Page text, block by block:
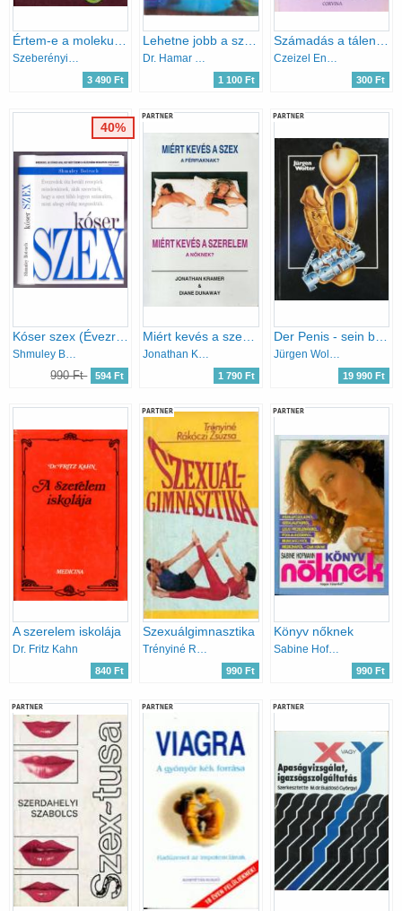
Értem-e a molekuláris genetikát?
Szeberényi József
3 490 Ft
Lehetne jobb a szex mindkettőnknek?
Dr. Hamar Ottó
1 100 Ft
Számadás a tálentomról (A Karinthy család genetikai elemzése)
Czeizel Endre-Erős Erika
300 Ft
990 Ft 594 Ft
40%
PARTNER
1 790 Ft
PARTNER
Der Penis - sein bester Freund
19 990 Ft
A szerelem iskolája
Dr. Fritz Kahn
840 Ft
PARTNER
Szexuálgimnasztika
Trényiné Rákócsi Zsuzsa
990 Ft
PARTNER
Könyv nőknek
Sabine Hofmann
990 Ft
PARTNER PARTNER PARTNER